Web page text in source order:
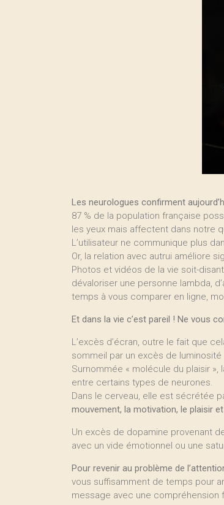
Les neurologues confirment
87 % de la population française
les yeux mais affectent dans notre
L’utilisateur ne communique plus
Or, la relation avec autrui améliore
Photos et vidéos de la vie soit-
dévaloriser une personne lambda,
temps à vous comparer en ligne,
Et dans la vie c’est pareil ! Ne vous
L’excès d’écran, outre le fait que
sommeil par un excès de
Surnommée « molécule du plaisir
entre certains types de neurones.
Dans le cerveau, elle est sécrétée
mouvement, la motivation, le plaisir
Un excès de dopamine provenant
avec un vide émotionnel ou une
Pour revenir au problème de
vous suffisamment de temps pour
message avec une compréhension